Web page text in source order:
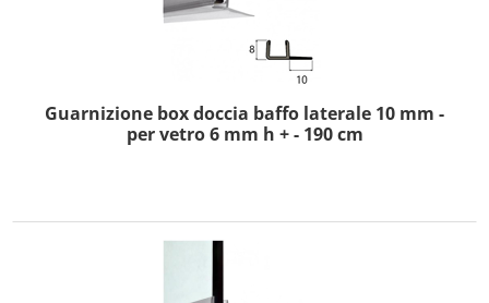
Guarnizione box doccia baffo laterale 10 mm -
per vetro 6 mm h + - 190 cm